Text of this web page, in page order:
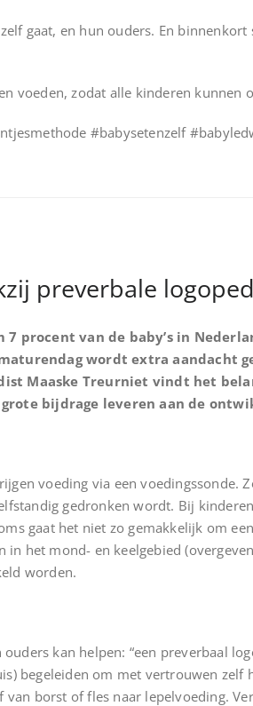
gaat, en hun ouders. En
voeden, zodat alle kinderen kunnen
#babysetenzelf
preverbale
procent van de baby’s in
wordt extra aandacht
Maaske Treurniet vindt het
bijdrage leveren aan de
voeding via een voedingssonde.
gedronken wordt. Bij
gaat het niet zo gemakkelijk om
het mond- en keelgebied
worden.
kan helpen: “een preverbaal
begeleiden om met vertrouwen
borst of fles naar lepelvoeding.